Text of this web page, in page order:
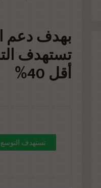
تستهدف
أقل 40%